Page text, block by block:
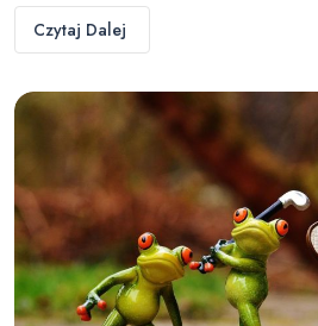
Czytaj Dalej